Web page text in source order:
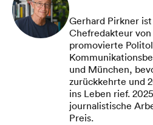
Gerhard Pirkner
Chefredakteur
promovierte
und München,
zurückkehrte und
ins Leben rief.
journalistische
Preis.